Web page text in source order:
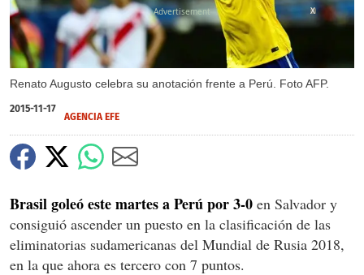
Renato Augusto celebra su anotación frente a Perú. Foto AFP.
X
2015-11-17
AGENCIA EFE
Brasil goleó este martes a Perú por 3-0 en Salvador y
consiguió ascender un puesto en la clasificación de las
eliminatorias sudamericanas del Mundial de Rusia 2018,
en la que ahora es tercero con 7 puntos.